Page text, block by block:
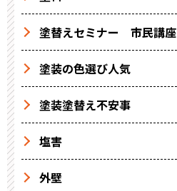
塗替えセミナー 市民講座
塗装の色選び人気
塗装塗替え不安事
塩害
外壁